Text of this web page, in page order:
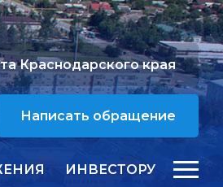
Краснодарского края
Написать обращение
ИНВЕСТОРУ